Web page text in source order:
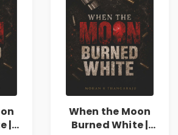
|
When the Moon
Burned White |